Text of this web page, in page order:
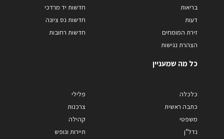
בריאות
דעות
זירת המומחים
הצהרת נגישות
חדשות יד מרדכי
חדשות נס ציונה
חדשות רחובות
כל מה שמעניין
כלכלה
כתבה ראשית
משפטי
נדל"ן
פלילי
צרכנות
קהילה
תיירות ונופש